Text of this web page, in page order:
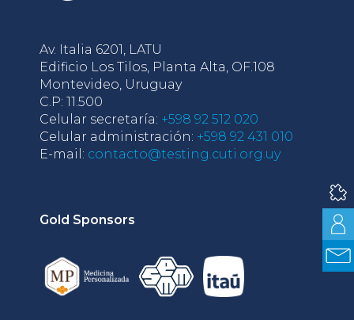
Av. Italia 6201, LATU
Edificio Los Tilos, Planta Alta, OF.108
Montevideo, Uruguay
C.P: 11.500
Celular secretaría: +598 92 512 020
Celular administración: +598 92 431 010
E-mail: contacto@testing.cuti.org.uy
Gold Sponsors